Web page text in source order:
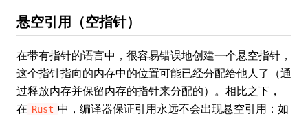
悬空引用（空指针）
在带有指针的语言中，很容易错误地创建一个悬空指针，
这个指针指向的内存中的位置可能已经分配给他人了（通
过释放内存并保留内存的指针来分配的）。相比之下，
在 Rust 中，编译器保证引用永远不会出现悬空引用：如